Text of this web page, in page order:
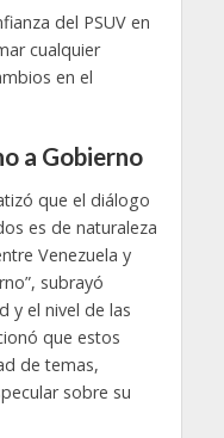
del PSUV en
cualquier
en el
a Gobierno
que el diálogo
es de naturaleza
Venezuela y
subrayó
y el nivel de las
que estos
de temas,
sobre su